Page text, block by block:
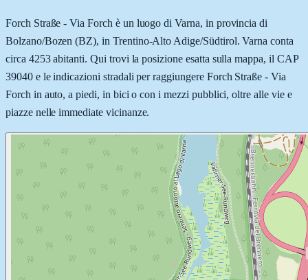
Forch Straße - Via Forch è un luogo di Varna, in provincia di
Bolzano/Bozen (BZ), in Trentino-Alto Adige/Südtirol. Varna conta
circa 4253 abitanti. Qui trovi la posizione esatta sulla mappa, il CAP
39040 e le indicazioni stradali per raggiungere Forch Straße - Via
Forch in auto, a piedi, in bici o con i mezzi pubblici, oltre alle vie e
piazze nelle immediate vicinanze.